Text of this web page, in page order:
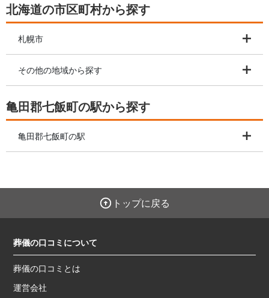
北海道の市区町村から探す
札幌市
その他の地域から探す
亀田郡七飯町の駅から探す
亀田郡七飯町の駅
トップに戻る
葬儀の口コミについて
葬儀の口コミとは
運営会社